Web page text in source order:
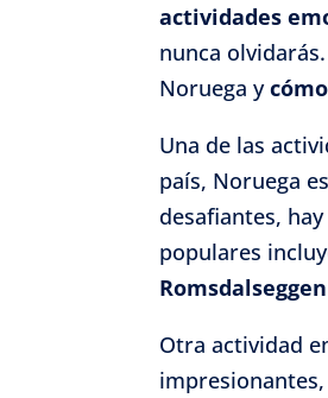
actividades
nunca
Noruega y
Una de las
país, Noruega
desafiantes,
populares
Otra actividad